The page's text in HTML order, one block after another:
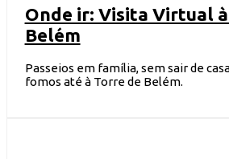
Onde ir: Visita Virtual
Belém
Passeios em família, sem sair de
fomos até à Torre de Belém.